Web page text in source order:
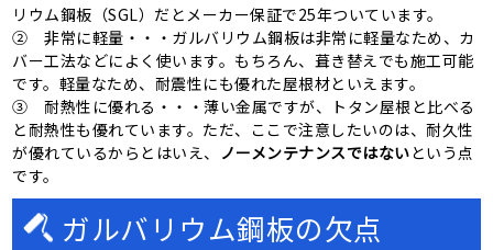
リウム鋼板（SGL）だとメーカー保証で25年ついています。
② 非常に軽量・・・ガルバリウム鋼板は非常に軽量なため、カ
バー工法などによく使います。もちろん、葺き替えでも施工可能
です。軽量なため、耐震性にも優れた屋根材といえます。
③ 耐熱性に優れる・・・薄い金属ですが、トタン屋根と比べる
と耐熱性も優れています。ただ、ここで注意したいのは、耐久性
が優れているからとはいえ、
ノーメンテナンスではないという点
です。
ガルバリウム鋼板の欠点